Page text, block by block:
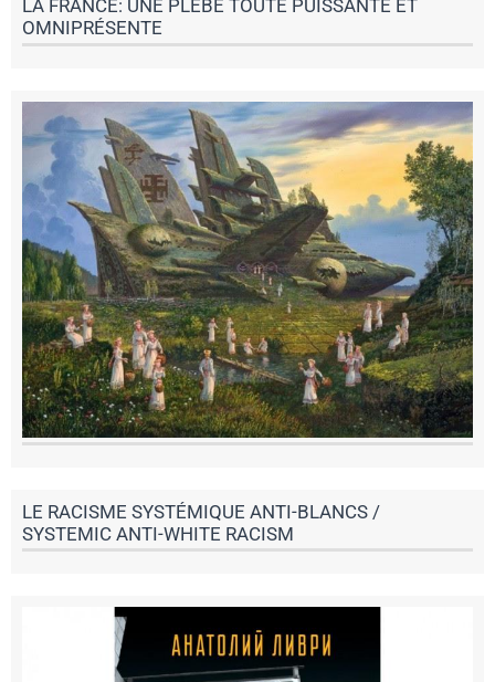
LA FRANCE: UNE PLÈBE TOUTE PUISSANTE ET
OMNIPRÉSENTE
LE RACISME SYSTÉMIQUE ANTI-BLANCS /
SYSTEMIC ANTI-WHITE RACISM